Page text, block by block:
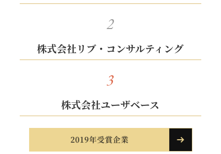
2
株式会社リブ・コンサルティング
3
株式会社ユーザベース